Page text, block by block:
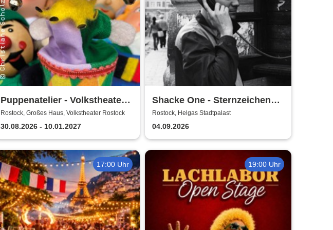
Puppenatelier - Volkstheater
Rostock
Rostock, Großes Haus, Volkstheater Rostock
30.08.2026 - 10.01.2027
Shacke One - Sternzeichen
Boss Tour
Rostock, Helgas Stadtpalast
04.09.2026
17:00 Uhr 19:00 Uhr